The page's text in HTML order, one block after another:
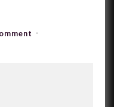
on